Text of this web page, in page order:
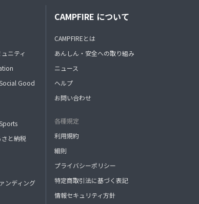
ュニティ
Good
さと納税
ンディング
CAMPFIRE について
CAMPFIREとは
あんしん・安全への取り組み
ニュース
ヘルプ
お問い合わせ
各種規定
利用規約
細則
プライバシーポリシー
特定商取引法に基づく表記
情報セキュリティ方針